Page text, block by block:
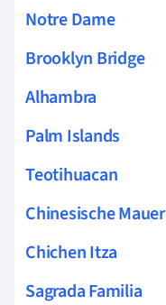
Notre Dame
Brooklyn Bridge
Alhambra
Palm Islands
Teotihuacan
Chinesische Mauer
Chichen Itza
Sagrada Familia